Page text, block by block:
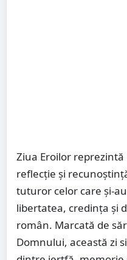
Ziua Eroilor
reflecție și
tuturor celor care și-
libertatea, credința și
român. Marcată de
Domnului, această zi